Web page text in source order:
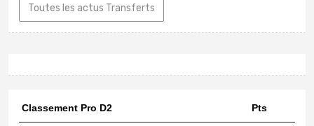
Toutes les actus Transferts
Classement Pro D2 Pts